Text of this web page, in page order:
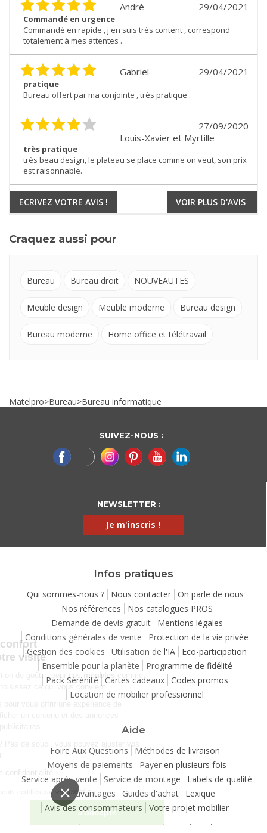
29/04/2021
André
Commandé en urgence
Commandé en rapide , j'en suis très content , correspond
totalement à mes attentes .
29/04/2021
Gabriel
pratique
Bureau offert par ma conjointe , très pratique .
27/09/2020
Louis-Xavier et Myrtille
très pratique
très beau design, le plateau se place comme on veut, son prix
est raisonnable.
ECRIVEZ VOTRE AVIS ! VOIR PLUS D'AVIS
Craquez aussi pour
Bureau Bureau droit NOUVEAUTES
Meuble design Meuble moderne Bureau design
Bureau moderne Home office et télétravail
Matelpro>Bureau>Bureau informatique
SUIVEZ-NOUS :
NEWSLETTER :
Je m'inscris !
Infos pratiques
Qui sommes-nous ? Nous contacter
On parle de nous
Nos références
Nos catalogues PROS
Demande de devis gratuit
Mentions légales
Conditions générales de vente
Protection de la vie privée
Gestion des cookies
Utilisation de l'IA
Eco-participation
Ensemble pour la planète
Programme de fidélité
Pack Sérénité
Cartes cadeaux
Codes promos
Location de mobilier professionnel
Aide
Foire Aux Questions
Méthodes de livraison
Moyens de paiements
Payer en plusieurs fois
Service après-vente
Service de montage
Labels de qualité
Vos avantages
Guides d'achat
Lexique
Avis des consommateurs
Votre projet mobilier
Copyright 2007-2026 - Tous droits réservés
Continuer sans accepter
Chez Matelpro, le confort
commence dès votre visite
confort, c'est une question de goût… pour nos
pour nos cookies ! Vous choisissez ce qui vous convient.
personnalisées à des fins publicitaires
Besoin de changer d’avis ? Pas de souci, vous pouvez ajuster vos
préférences à tout moment
Consulter notre politique de confidentialité
Consentements certifiés par
Je choisis J'accepte